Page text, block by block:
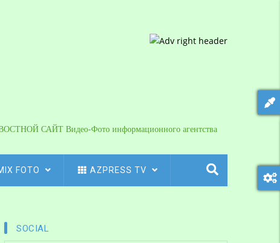
САЙТ Видео-Фото информационного агентства
FOTO AZPRESS TV
SOCIAL